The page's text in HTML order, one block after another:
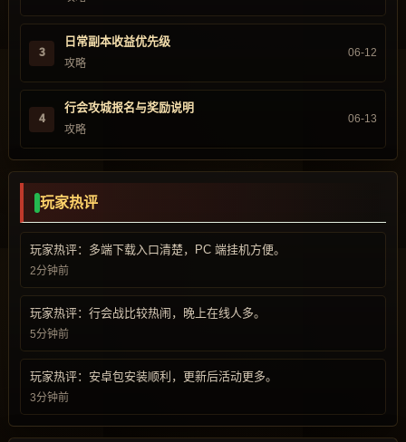
3
日常副本收益优先级
攻略
06-12
4
行会攻城报名与奖励说明
攻略
06-13
玩家热评
玩家热评：多端下载入口清楚，PC 端挂机方便。
2分钟前
玩家热评：行会战比较热闹，晚上在线人多。
5分钟前
玩家热评：安卓包安装顺利，更新后活动更多。
3分钟前